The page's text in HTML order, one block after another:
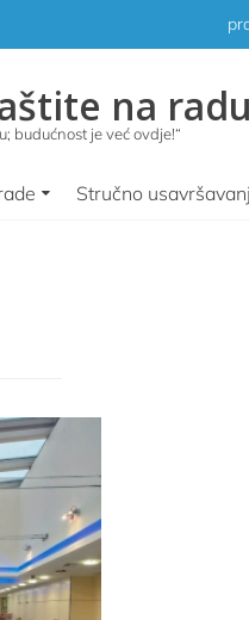
na radu
budućnost je već ovdje!“
Stručno